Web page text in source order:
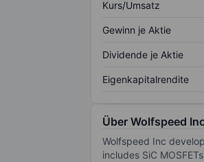
Kurs/Umsatz
Gewinn je Aktie
Dividende je Aktie
Eigenkapitalrendite
Über Wolfspeed
Wolfspeed Inc
includes SiC